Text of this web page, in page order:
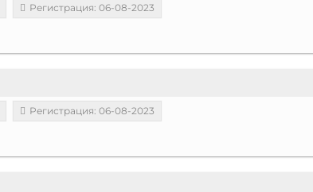
Регистрация: 06-08-2023
Регистрация: 06-08-2023